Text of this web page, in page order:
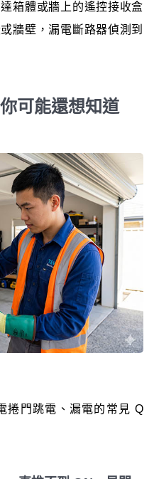
箱體或牆上的遙控接收盒
牆壁，漏電斷路器偵測到
可能還想知道
捲門跳電、漏電的常見 Q